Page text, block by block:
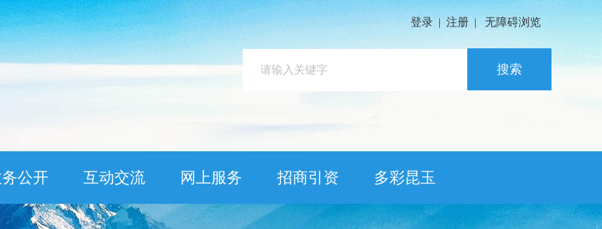
登录 | 注册 | 无障碍浏览
搜索
公开 互动交流 网上服务 招商引资 多彩昆玉